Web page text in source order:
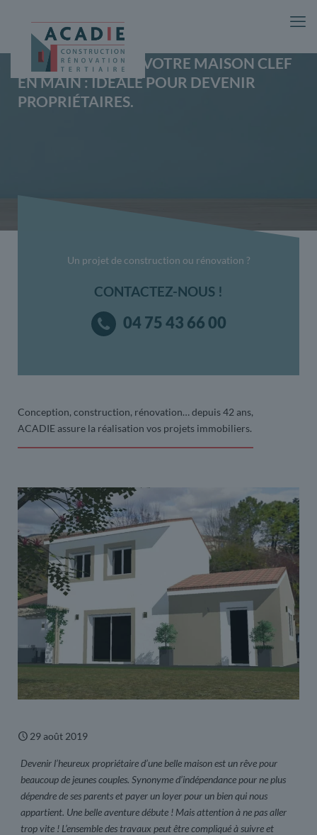
VOUS EN RÊVEZ ? VOTRE MAISON CLEF
EN MAIN : IDÉALE POUR DEVENIR
PROPRIÉTAIRES.
Conception, construction, rénovation… depuis 42 ans,
ACADIE assure la réalisation vos projets immobiliers.
CONTACTEZ-NOUS !
Un projet de construction ou rénovation ?
04 75 43 66 00
29 août 2019
Devenir l’heureux propriétaire d’une belle maison est un rêve pour
beaucoup de jeunes couples. Synonyme d’indépendance pour ne plus
dépendre de ses parents et payer un loyer pour un bien qui nous
appartient. Une belle aventure débute ! Mais attention à ne pas aller
trop vite ! L’ensemble des travaux peut être compliqué à suivre et